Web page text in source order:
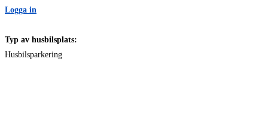
Logga in
Typ av husbilsplats:
Husbilsparkering